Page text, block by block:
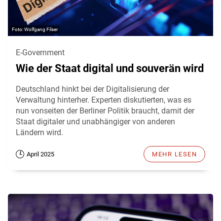
Wolfgang Filser
E-Government
Wie der Staat digital und souverän wird
Deutschland hinkt bei der Digitalisierung der
Verwaltung hinterher. Experten diskutierten, was es
nun vonseiten der Berliner Politik braucht, damit der
Staat digitaler und unabhängiger von anderen
Ländern wird.
April 2025 MEHR LESEN